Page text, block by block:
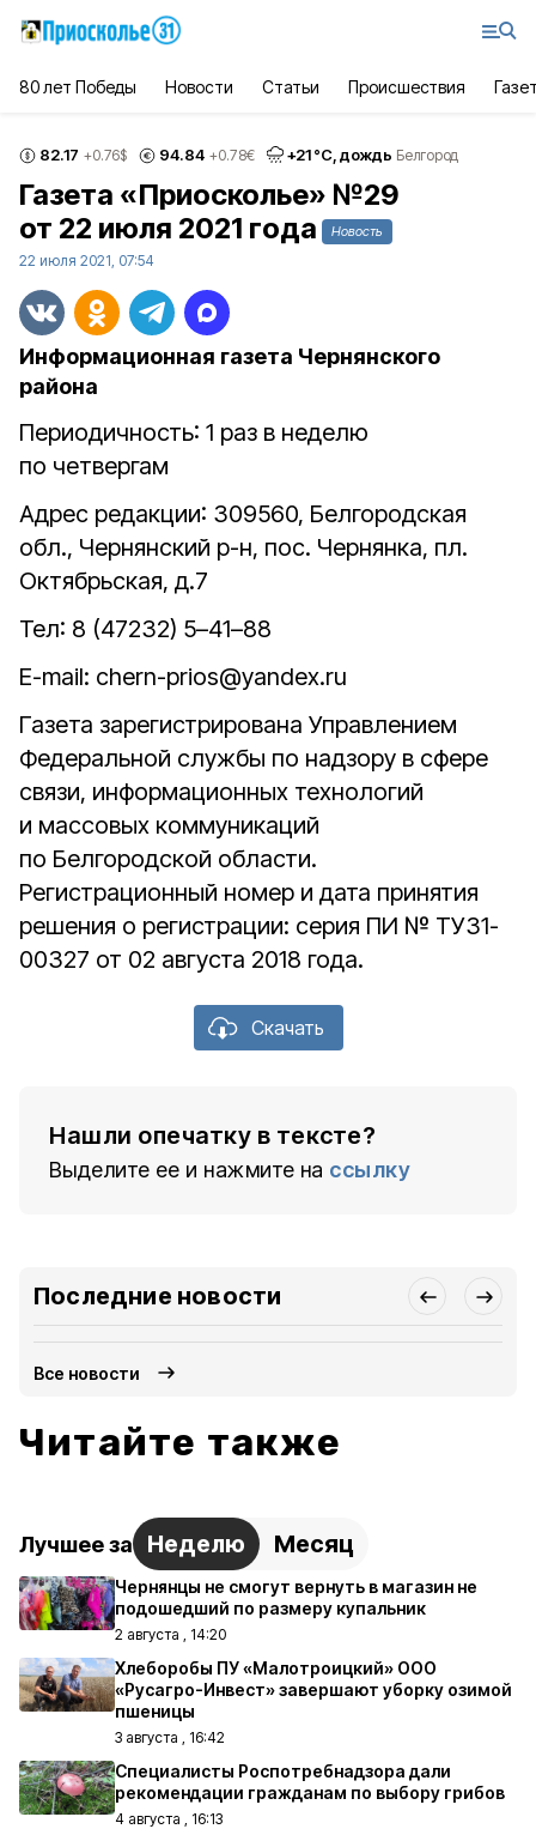
80 лет Победы Новости Статьи Происшествия
82.17 +0.76$ 94.84 +0.78€ +21°С, дождь Белгород
Газета «Приосколье» №29
от 22 июля 2021 года
Новость
22 июля 2021, 07:54
Информационная газета Чернянского
района
Периодичность: 1 раз в неделю
по четвергам
Адрес редакции: 309560, Белгородская
обл., Чернянский р-н, пос. Чернянка, пл.
Октябрьская, д.7
Тел: 8 (47232) 5–41–88
E-mail: chern-prios@yandex.ru
Газета зарегистрирована Управлением
Федеральной службы по надзору в сфере
связи, информационных технологий
и массовых коммуникаций
по Белгородской области.
Регистрационный номер и дата принятия
решения о регистрации: серия ПИ № ТУ31-
00327 от 02 августа 2018 года.
Скачать
Нашли опечатку в тексте?
Выделите ее и нажмите на ссылку
Последние новости
Все новости
Читайте также
Лучшее за Неделю Месяц
Чернянцы не смогут вернуть в магазин не
подошедший по размеру купальник
2 августа , 14:20
Хлеборобы ПУ «Малотроицкий» ООО
«Русагро-Инвест» завершают уборку озимой
пшеницы
3 августа , 16:42
Специалисты Роспотребнадзора дали
рекомендации гражданам по выбору грибов
4 августа , 16:13